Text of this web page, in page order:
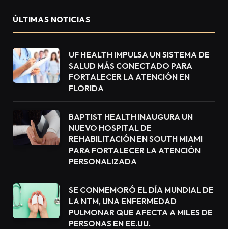
ÚLTIMAS NOTICIAS
UF HEALTH IMPULSA UN SISTEMA DE
SALUD MÁS CONECTADO PARA
FORTALECER LA ATENCIÓN EN
FLORIDA
BAPTIST HEALTH INAUGURA UN
NUEVO HOSPITAL DE
REHABILITACIÓN EN SOUTH MIAMI
PARA FORTALECER LA ATENCIÓN
PERSONALIZADA
SE CONMEMORÓ EL DÍA MUNDIAL DE
LA NTM, UNA ENFERMEDAD
PULMONAR QUE AFECTA A MILES DE
PERSONAS EN EE.UU.